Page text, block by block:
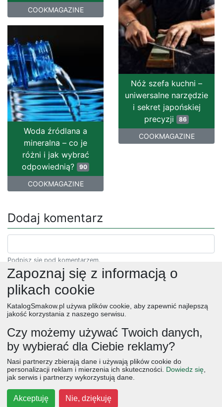
COOKMAGAZINE
Nóż szefa kuchni –
uniwersalne narzędzie
i sekret japońskiej
precyzji
86
COOKMAGAZINE
Woda źródlana a
mineralna – co je
różni i jak wybrać
odpowiednią?
90
COOKMAGAZINE
Dodaj komentarz
Podpisz się pod komentarzem.
desery
salatki
boże narodzenie warzywa wielkanoc
przekaski
dania główne
jajka wegetariańskie czekolada
kurczak śniadania
cebula
przetwory
Zapoznaj się z informacją o
plikach cookie
KatalogSmakow.pl używa plików cookie, aby zapewnić najlepszą
jakość korzystania z naszego serwisu.
Czy możemy używać Twoich danych,
by wybierać dla Ciebie reklamy?
Nasi partnerzy zbierają dane i używają plików cookie do
personalizacji reklam i mierzenia ich skuteczności. Dowiedz się
jak serwis i partnerzy wykorzystują dane.
Akceptuję Nie, dziękuję